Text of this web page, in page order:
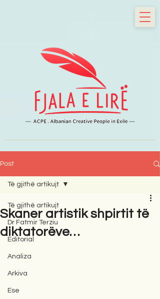
Post
Të gjithë artikujt
Dr Fatmir Terziu
Editorial
Analiza
Arkiva
Ese
Të gjithë artikujt
Skaner artistik shpirtit të
diktatorëve…